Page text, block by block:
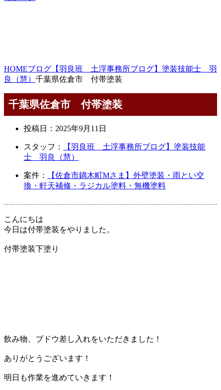
HOMEブログ 【羽良班 土浮事務所ブログ】塗装技能士 羽
良（慧） 千葉県佐倉市 付帯塗装
千葉県佐倉市 付帯塗装
投稿日： 2025年9月11日
スタッフ：
【羽良班 土浮事務所ブログ】塗装技能
士 羽良（慧）
案件：
【佐倉市鏑木町Mさま】外壁塗装・雨とい交
換・軒天補修・ラジカル塗料・無機塗料
こんにちは
今日は付帯塗装をやりました。
付帯塗装下塗り
飲み物、ブドウ差し入れをいただきました！
ありがとうございます！
明日も作業を進めていきます！